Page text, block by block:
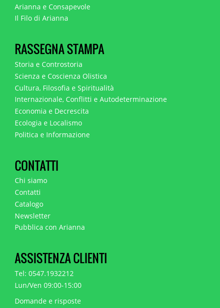
Arianna e Consapevole
Il Filo di Arianna
RASSEGNA STAMPA
Storia e Controstoria
Scienza e Coscienza Olistica
Cultura, Filosofia e Spiritualità
Internazionale, Conflitti e Autodeterminazione
Economia e Decrescita
Ecologia e Localismo
Politica e Informazione
CONTATTI
Chi siamo
Contatti
Catalogo
Newsletter
Pubblica con Arianna
ASSISTENZA CLIENTI
Tel: 0547.1932212
Lun/Ven 09:00-15:00
Domande e risposte